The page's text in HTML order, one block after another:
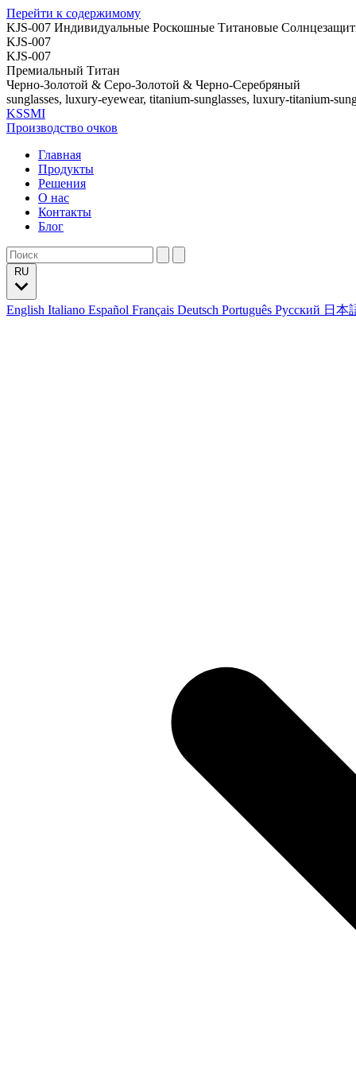
Перейти к содержимому
KJS-007 Индивидуальные Роскошные Титановые
KJS-007
KJS-007
Премиальный Титан
Черно-Золотой & Серо-Золотой & Черно-Серебряный
sunglasses, luxury-eyewear, titanium-sunglasses, luxury-titanium-
KSSMI
Производство очков
Главная
Продукты
Решения
О нас
Контакты
Блог
English Italiano Español Français Deutsch Português Русский 日本